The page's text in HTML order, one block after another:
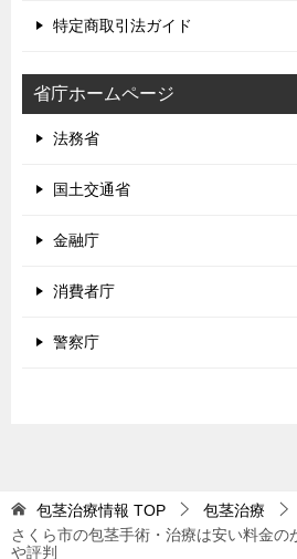
特定商取引法ガイド
省庁ホームページ
法務省
国土交通省
金融庁
消費者庁
警察庁
包茎治療情報 TOP 包茎治療
さくら市の包茎手術・治療は安い料金の
や評判